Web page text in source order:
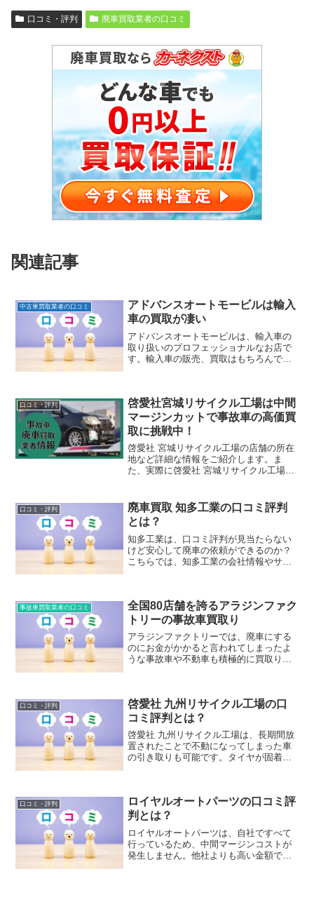
口コミ・評判 廃車買取業者の口コミ
関連記事
中古車買取業者の口コミ
アドバンスオートモービルは輸入
車の買取が凄い
アドバンスオートモービルは、輸入車の
取り扱いのプロフェッショナルなお店で
す。輸入車の販売、買取はもちろんです
台市にあるアドバンスオートモービルに
ついて、ぜひチェックしてみてくださ
い。
口コミ・評判
啓愛社宮城リサイクル工場は中間
マージンカットで事故車の高価買
取に挑戦中！
啓愛社 宮城リサイクル工場の店舗の所在
地など詳細な情報をご紹介します。ま
た、実際に啓愛社 宮城リサイクル工場を
わかりやすくまとめていますので、参考
にしてみてください。
口コミ・評判
廃車買取 知多工業の口コミ評判
とは？
知多工業は、口コミ評判が見当たらない
けど安心して廃車の依頼ができるのか？
こちらでは、知多工業の会社情報やサー
事故車買取業者の口コミ
全国80店舗を誇るアラジンファク
トリーの事故車買取り
アラジンファクトリーでは、廃車にする
のにお金がかかると言われてしまったよ
うな事故車や不動車も積極的に買取りを
ーラーと、アラジンファクトリーが中古
車を仕入れる理由に決定的な違いがある
ことがわかりました。
口コミ・評判
啓愛社 九州リサイクル工場の口
コミ評判とは？
啓愛社 九州リサイクル工場は、長期間放
置されたことで不動になってしまった車
の引き取りも可能です。タイヤが固着し
動だった場合、両サイドからワイヤーを
通し自動車を吊り上げて積載しますの
で、引き取りの車の保管状況にはよるも
のの、あらゆる不動車の引き取りが可能
です。
口コミ・評判
ロイヤルオートパーツの口コミ評
判とは？
ロイヤルオートパーツは、自社ですべて
行っているため、中間マージンコストが
発生しません。他社よりも高い金額で買